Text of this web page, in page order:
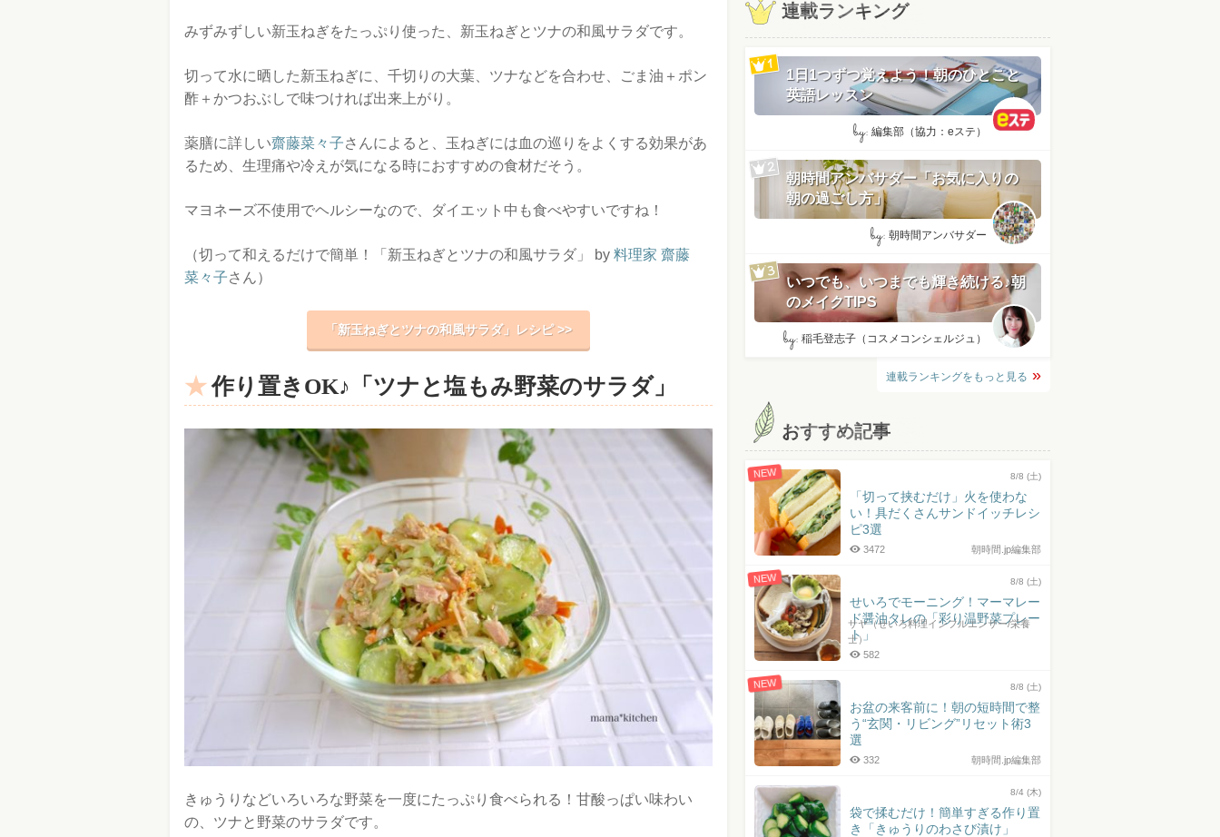
みずみずしい新玉ねぎをたっぷり使った、新玉ねぎとツナの和風サラダです。
切って水に晒した新玉ねぎに、千切りの大葉、ツナなどを合わせ、ごま油＋ポン
酢＋かつおぶしで味つければ出来上がり。
薬膳に詳しい齋藤菜々子さんによると、玉ねぎには血の巡りをよくする効果があ
るため、生理痛や冷えが気になる時におすすめの食材だそう。
マヨネーズ不使用でヘルシーなので、ダイエット中も食べやすいですね！
（切って和えるだけで簡単！「新玉ねぎとツナの和風サラダ」 by 料理家 齋藤
菜々子さん）
「新玉ねぎとツナの和風サラダ」レシピ >>
作り置きOK♪「ツナと塩もみ野菜のサラダ」
きゅうりなどいろいろな野菜を一度にたっぷり食べられる！甘酸っぱい味わい
の、ツナと野菜のサラダです。
連載ランキング
1日1つずつ覚えよう！朝のひとこと
英語レッスン
by: 編集部（協力：eステ）
朝時間アンバサダー「お気に入りの
朝の過ごし方」
by: 朝時間アンバサダー
いつでも、いつまでも輝き続ける♪朝
のメイクTIPS
by: 稲毛登志子（コスメコンシェルジュ）
連載ランキングをもっと見る
おすすめ記事
NEW 8/8 (土)
「切って挟むだけ」火を使わな
い！具だくさんサンドイッチレシ
ピ3選
朝時間.jp編集部
3472
NEW 8/8 (土)
せいろでモーニング！マーマレー
ド醤油タレの「彩り温野菜プレー
ト」
サヤ（せいろ料理インフルエンサー/栄養
士）
582
NEW 8/8 (土)
お盆の来客前に！朝の短時間で整
う“玄関・リビング”リセット術3
選
朝時間.jp編集部
332
8/4 (木)
袋で揉むだけ！簡単すぎる作り置
き「きゅうりのわさび漬け」